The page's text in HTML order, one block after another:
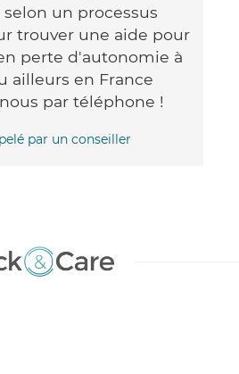
un processus
trouver une aide pour
perte d'autonomie à
ailleurs en France
par téléphone !
par un conseiller